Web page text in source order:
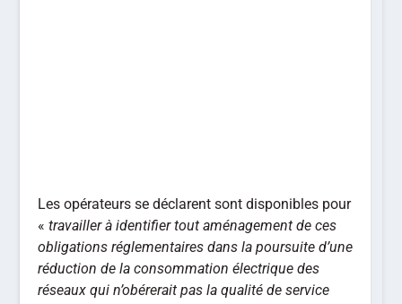
Les opérateurs se déclarent sont disponibles pour
«travailler à identifier tout aménagement de ces
obligations réglementaires dans la poursuite d’une
réduction de la consommation électrique des
réseaux qui n’obérerait pas la qualité de service